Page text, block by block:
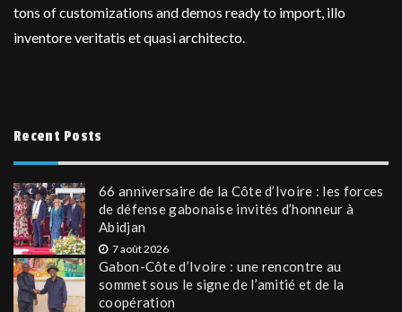
tons of customizations and demos ready to import, illo
inventore veritatis et quasi architecto.
Recent Posts
66 anniversaire de la Côte d’Ivoire : les forces
de défense gabonaise invités d’honneur à
Abidjan
7 août 2026
Gabon-Côte d’Ivoire : une rencontre au
sommet sous le signe de l’amitié et de la
coopération